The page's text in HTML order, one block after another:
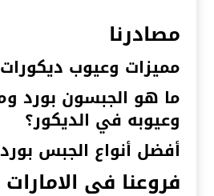
مصادرنا
مميزات وعيوب
ما هو الجبسون بورد
وعيوبه في الديكور؟
أفضل أنواع الجبس بورد
فروعنا في الامارات